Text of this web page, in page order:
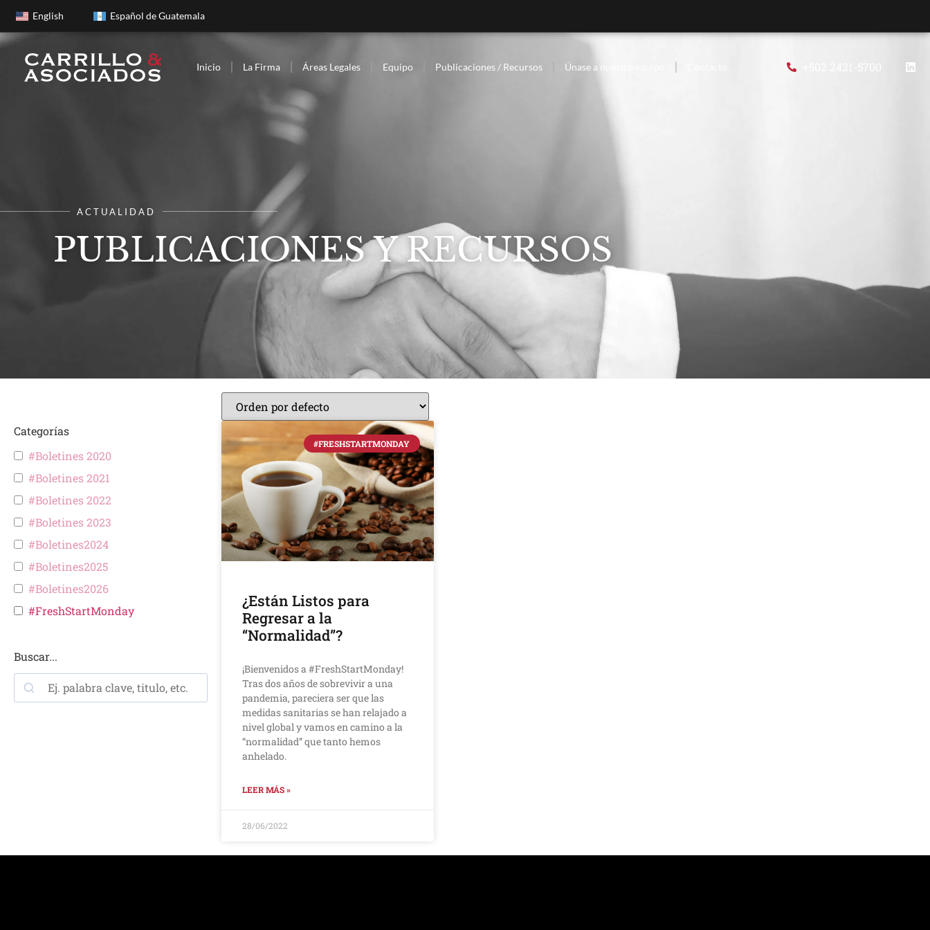
English Español de Guatemala
Inicio La Firma Áreas Legales Equipo Publicaciones / Recursos Únase a nuestro equipo
ACTUALIDAD
PUBLICACIONES Y RECURSOS
Categorías
#Boletines 2020
#Boletines 2021
#Boletines 2022
#Boletines 2023
#Boletines2024
#Boletines2025
#Boletines2026
#FreshStartMonday
Buscar...
#FRESHSTARTMONDAY
¿Están Listos para
Regresar a la
“Normalidad”?
¡Bienvenidos a #FreshStartMonday!
Tras dos años de sobrevivir a una
pandemia, pareciera ser que las
medidas sanitarias se han relajado a
nivel global y vamos en camino a la
“normalidad” que tanto hemos
anhelado.
LEER MÁS »
28/06/2022